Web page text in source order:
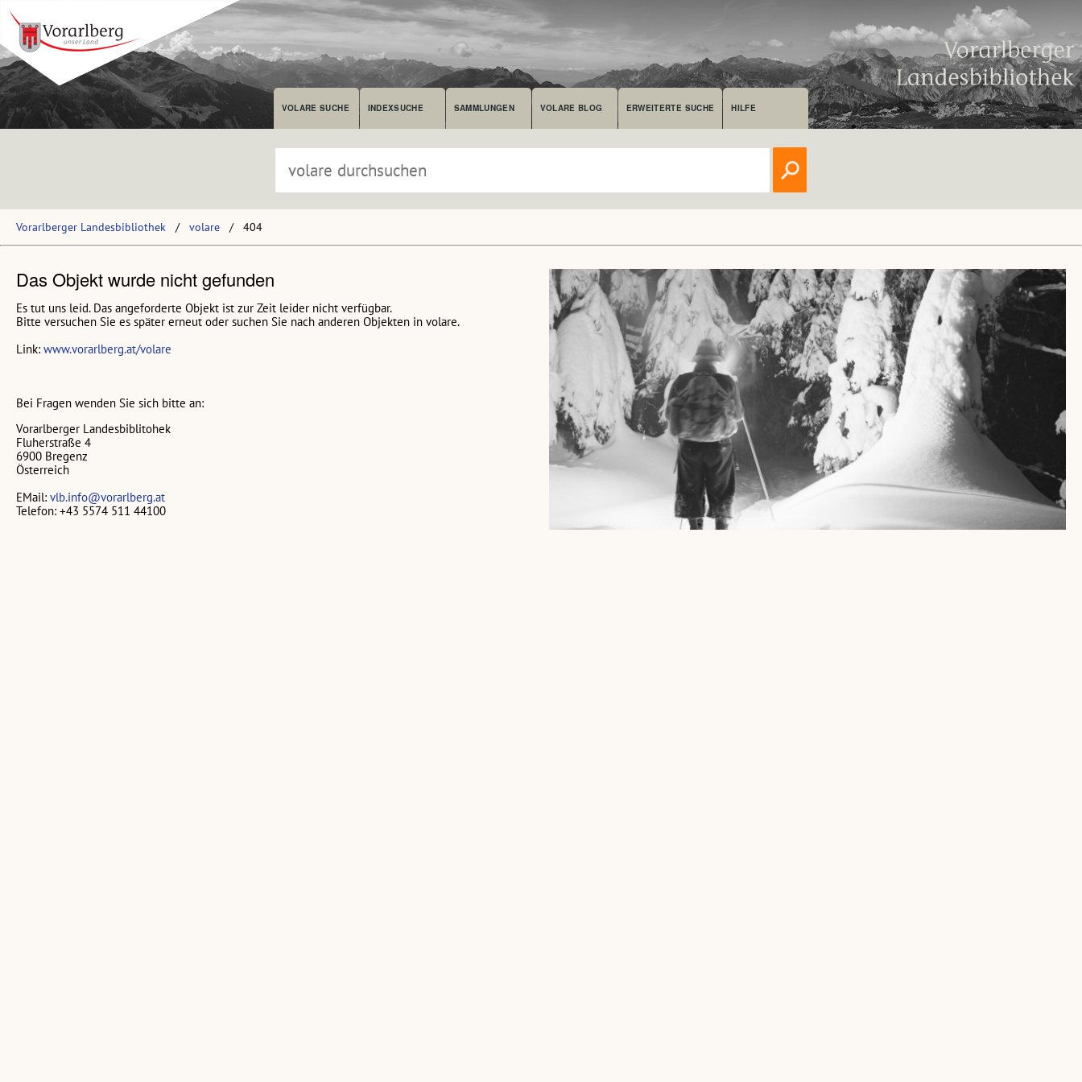
VOLARE SUCHE INDEXSUCHE SAMMLUNGEN VOLARE BLOG ERWEITERTE SUCHE HILFE
Vorarlberger Landesbibliothek volare 404
Das Objekt wurde nicht gefunden
Es tut uns leid. Das angeforderte Objekt ist zur Zeit leider nicht verfügbar.
Bitte versuchen Sie es später erneut oder suchen Sie nach anderen Objekten in volare.
Link: www.vorarlberg.at/volare
Bei Fragen wenden Sie sich bitte an:
Vorarlberger Landesbiblitohek
Fluherstraße 4
6900 Bregenz
Österreich
EMail: vlb.info@vorarlberg.at
Telefon: +43 5574 511 44100